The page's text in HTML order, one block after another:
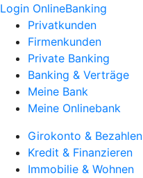
Login OnlineBanking
Privatkunden
Firmenkunden
Private Banking
Banking & Verträge
Meine Bank
Meine Onlinebank
Girokonto & Bezahlen
Kredit & Finanzieren
Immobilie & Wohnen